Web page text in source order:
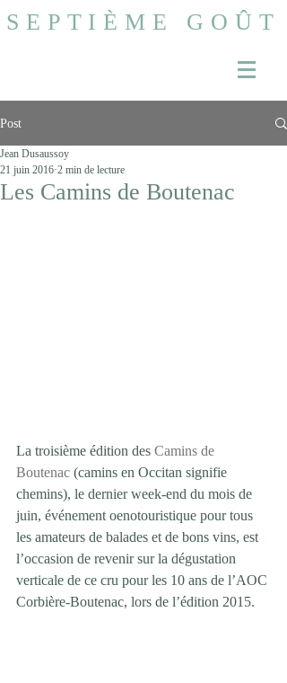
SEPTIÈME GOÛT
Post
Les Camins de Boutenac
Jean Dusaussoy
21 juin 2016 2 min de lecture
La troisième édition des Camins de
Boutenac (camins en Occitan signifie
chemins), le dernier week-end du mois de
juin, événement oenotouristique pour tous
les amateurs de balades et de bons vins, est
l’occasion de revenir sur la dégustation
verticale de ce cru pour les 10 ans de l’AOC
Corbière-Boutenac, lors de l’édition 2015.